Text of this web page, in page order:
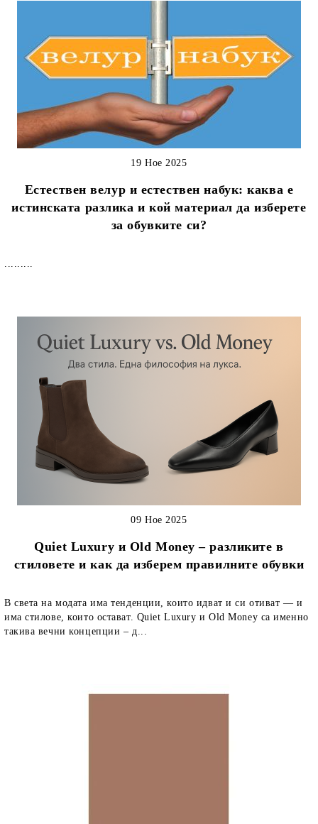
Естествен велур и естествен набук: каква е
истинската разлика и кой материал да изберете
за обувките си?
19 Ное 2025
.........
Quiet Luxury и Old Money – разликите в
стиловете и как да изберем правилните обувки
09 Ное 2025
В света на модата има тенденции, които идват и си отиват — и
има стилове, които остават. Quiet Luxury и Old Money са именно
такива вечни концепции – д...